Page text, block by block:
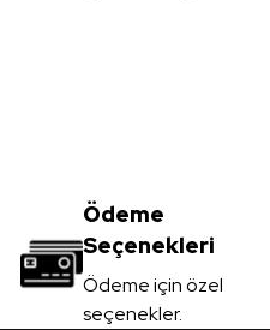
Ödeme
Seçenekleri
Ödeme için özel
seçenekler.